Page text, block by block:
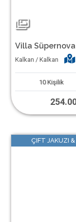
Villa Süpernova
Kalkan / Kalkan
10 Kişilik
ÇIFT JAKUZI